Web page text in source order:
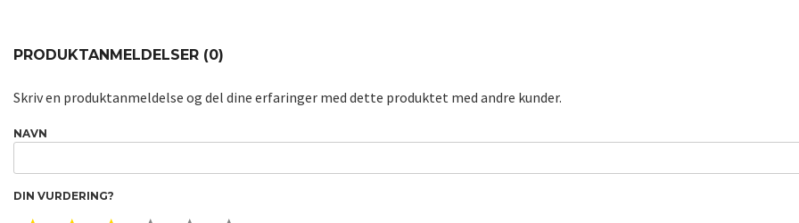
PRODUKTANMELDELSER (0)
Skriv en produktanmeldelse og del dine erfaringer med dette produktet med andre kunder.
NAVN
DIN VURDERING?